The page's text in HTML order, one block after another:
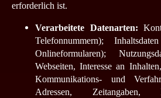
erforderlich ist.
Verarbeitete Datenarten:
Telefonnummern);
Onlineformularen);
Webseiten, Interesse an
Kommunikations- und
Adressen, Zeitangaben,